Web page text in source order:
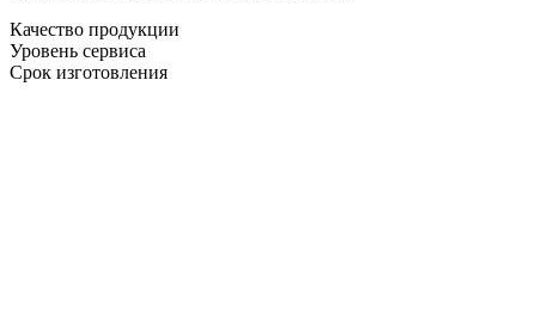
Качество продукции
Уровень сервиса
Срок изготовления